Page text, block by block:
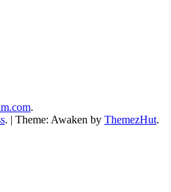
.
. | Theme: Awaken by ThemezHut.